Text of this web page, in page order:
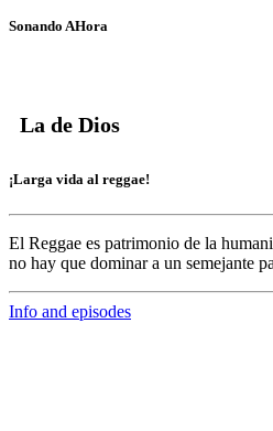
Sonando AHora
La de Dios
¡Larga vida al reggae!
El Reggae es patrimonio de la
no hay que dominar a un semejante
Info and episodes